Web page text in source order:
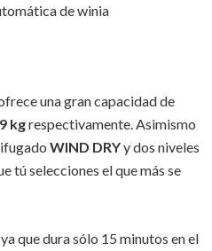
de winia
una gran capacidad de
kgrespectivamente. Asimismo
WIND DRYy dos niveles
tú selecciones el que más se
que dura sólo 15 minutos en el